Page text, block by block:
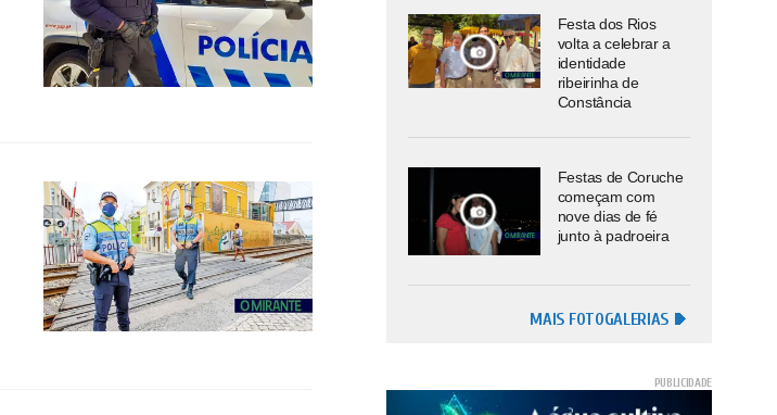
Festa dos Rios
volta a celebrar a
identidade
ribeirinha de
Constância
Festas de Coruche
começam com
nove dias de fé
junto à padroeira
MAIS FOTOGALERIAS